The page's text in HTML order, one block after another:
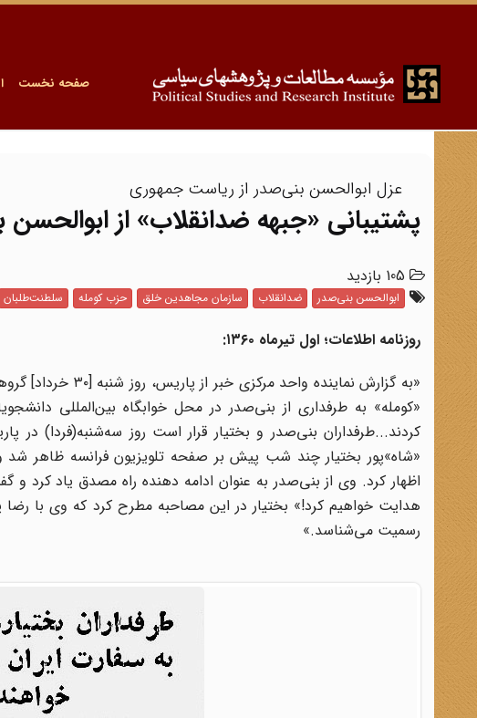
صفحه نخست
عزل ابوالحسن بنی‌صدر از ریاست جمهوری
پشتیبانی «جبهه ضدانقلاب» از
ابوالحسن بنی‌صدر ضدانقلاب سازمان مجاهدین خلق حزب کومله سلطنت‌طلبان
روزنامه اطلاعات؛ اول تیرماه ۱۳۶۰:
«به گزارش
«کومله» به طرفداری از بنی‌صدر در محل خوابگاه بین‌المللی
کردند...طرفداران بنی‌صدر و بختیار قرار است روز سه‌شنبه(فردا) در
«شاه»پور بختیار چند شب پیش بر صفحه تلویزیون فرانسه ظاهر شد
اظهار کرد. وی از بنی‌صدر به عنوان ادامه دهنده راه مصدق یاد کرد و
هدایت خواهیم کرد!» بختیار در این مصاحبه مطرح کرد که وی با رضا
رسمیت می‌شناسد.»